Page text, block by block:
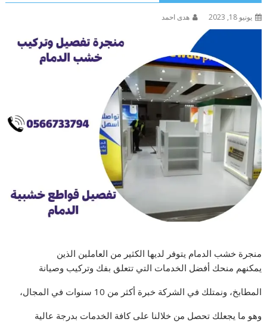
يونيو 18, 2023 هدى احمد
منجرة خشب الدمام يتوفر لديها الكثير من العاملين الذين
يمكنهم منحك أفضل الخدمات التي تتعلق بفك وتركيب وصيانة
المطابخ، ونمتلك في الشركة خبرة أكثر من 10 سنوات في المجال،
وهو ما يجعلك تحصل من خلالنا على كافة الخدمات بدرجة عالية